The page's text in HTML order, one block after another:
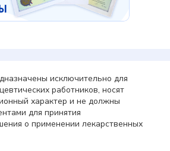
исключительно для
работников, носят
характер и не должны
для принятия
о применении лекарственных